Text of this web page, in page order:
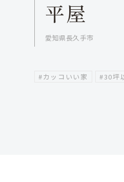
平屋
愛知県長久手市
#カッコいい家 #30坪